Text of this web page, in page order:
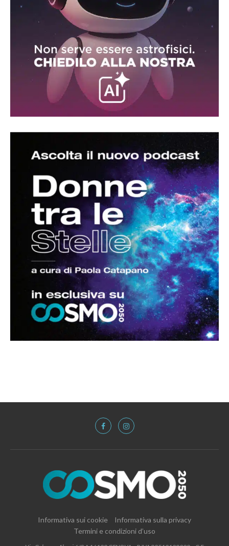
Informativa sui cookie
Informativa sulla privacy
Termini e condizioni d’uso